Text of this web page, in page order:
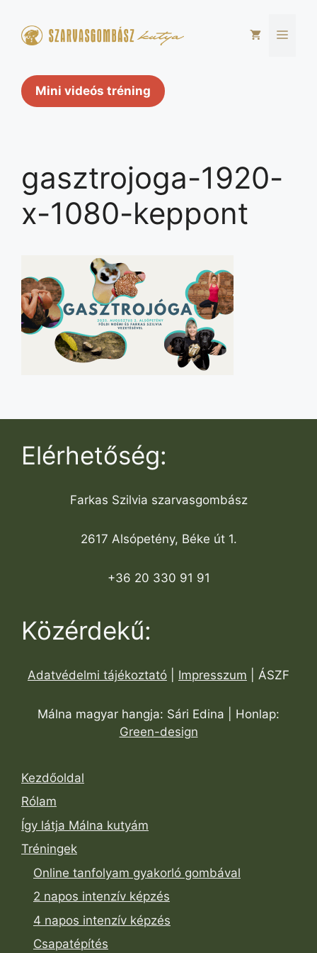
tartalomba
Mini videós tréning
gasztrojoga-1920-
x-1080-keppont
Elérhetőség:
Farkas Szilvia szarvasgombász
2617 Alsópetény, Béke út 1.
+36 20 330 91 91
Közérdekű:
Adatvédelmi tájékoztató Impresszum | ÁSZF
Málna magyar hangja: Sári Edina | Honlap:
Green-design
Kezdőoldal
Rólam
Így látja Málna kutyám
Tréningek
Online tanfolyam gyakorló gombával
2 napos intenzív képzés
4 napos intenzív képzés
Csapatépítés